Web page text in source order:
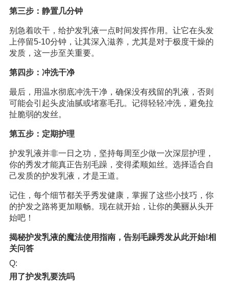
第三步：静置几分钟
别急着吹干，给护发乳液一点时间发挥作用。让它在头发
上停留5-10分钟，让其深入滋养，尤其是对于极度干燥的
发质，这一步至关重要。
第四步：冲洗干净
最后，用温水彻底冲洗干净，确保没有残留的乳液，否则
可能会引起头皮油腻或堵塞毛孔。记得轻轻冲洗，避免拉
扯脆弱的发丝。
第五步：定期护理
护发乳液并非一日之功，坚持每周至少做一次深层护理，
你的秀发才能真正告别毛躁，变得柔顺如丝。选择适合自
己发质的护发乳液，才是王道。
记住，每个细节都关乎秀发健康，掌握了这些小技巧，你
的护发之路将更加顺畅。现在就开始，让你的美丽从头开
始吧！
揭秘护发乳液的魔法使用指南，告别毛躁秀发从此开始!相
关问答
Q:
用了护发乳要洗吗